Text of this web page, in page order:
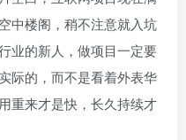
中楼阁，稍不注意就入坑
业的新人，做项目一定要
际的，而不是看着外表华
重来才是快，长久持续才